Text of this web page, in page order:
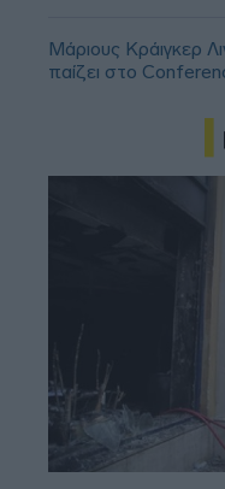
Μάριους Κράιγκερ
παίζει στο